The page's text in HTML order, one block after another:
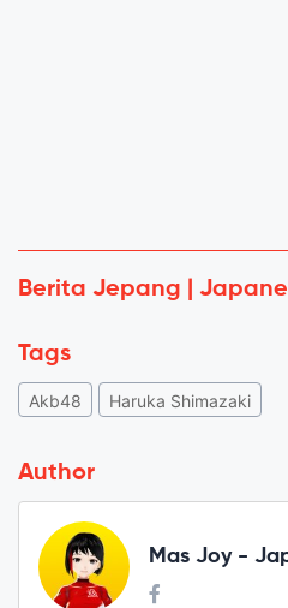
Berita Jepang |
Tags
Akb48 Haruka Shimazaki
Author
Mas Joy -